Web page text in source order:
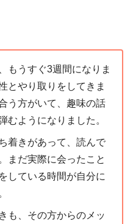
もうすぐ3週間になりま
とやり取りをしてきま
う方がいて、趣味の話
むようになりました。
着きがあって、読んで
まだ実際に会ったこと
している時間が自分に
も、その方からのメッ